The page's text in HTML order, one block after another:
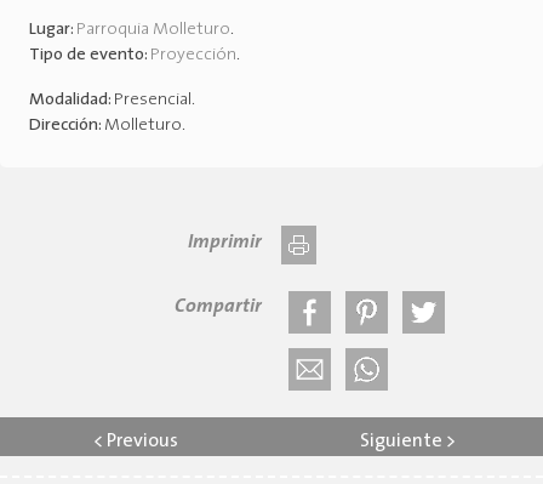
Lugar: Parroquia Molleturo.
Tipo de evento: Proyección.
Modalidad: Presencial.
Dirección: Molleturo.
Imprimir
Compartir
< Previous Siguiente >